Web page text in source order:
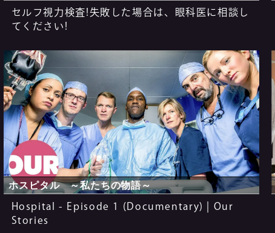
セルフ視力検査!失敗した場合は、眼科医に相談し
てください!
ホスピタル ～私たちの物語～
Hospital - Episode 1 (Documentary) | Our
Stories